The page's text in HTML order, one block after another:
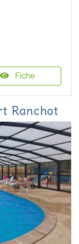
Fiche
Ranchot